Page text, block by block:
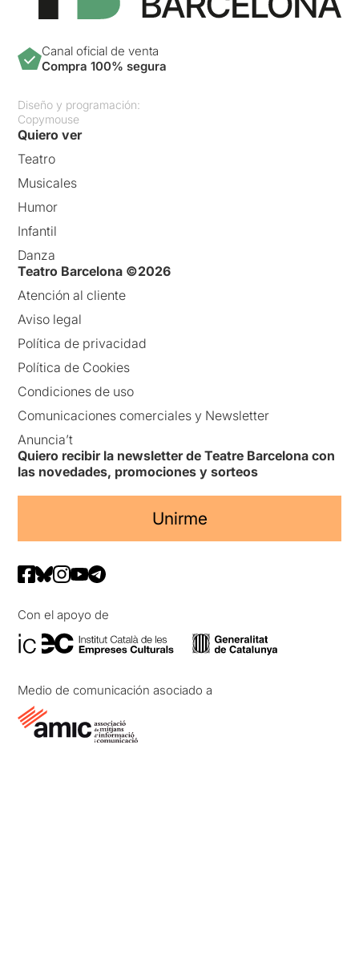
Canal oficial de venta
Compra 100% segura
Diseño y programación:
Copymouse
Quiero ver
Teatro
Musicales
Humor
Infantil
Danza
Teatro Barcelona ©2026
Atención al cliente
Aviso legal
Política de privacidad
Política de Cookies
Condiciones de uso
Comunicaciones comerciales y Newsletter
Anuncia’t
Quiero recibir la newsletter de Teatre Barcelona con
las novedades, promociones y sorteos
Unirme
Con el apoyo de
Medio de comunicación asociado a